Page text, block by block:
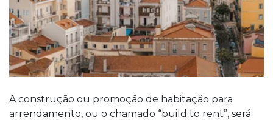
A construção ou promoção de habitação para
arrendamento, ou o chamado “build to rent”, será